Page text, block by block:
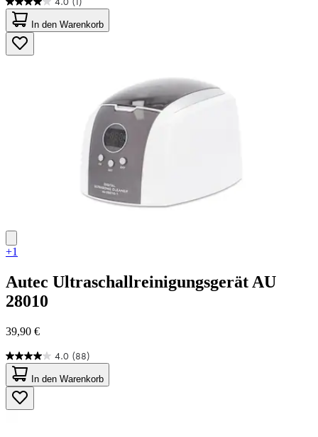
4.0
von
5
Sternen.
1
In den Warenkorb
+1
Autec Ultraschallreinigungsgerät AU
28010
39,90 €
4.0 (88)
4.0
von
5
Sternen.
88
In den Warenkorb